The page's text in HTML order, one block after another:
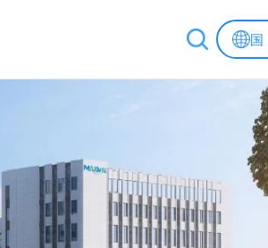
国